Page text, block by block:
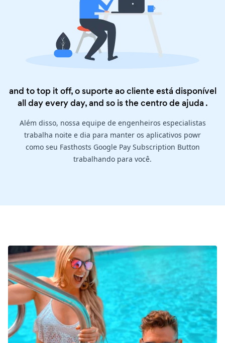
and to top it off, o suporte ao cliente está disponível
all day every day, and so is thecentro de ajuda .
Além disso, nossa equipe de engenheiros especialistas
trabalha noite e dia para manter os aplicativos powr
como seu Fasthosts Google Pay Subscription Button
trabalhando para você.